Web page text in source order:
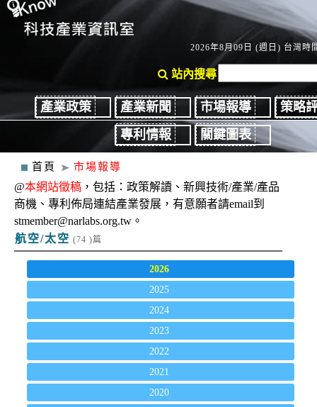
2026年8月09日 (週日) 台灣時
站內搜尋
產業政策 產業新聞 市場報導
策略
專利情報
關鍵圖表
首頁 市場報導
@本網站徵稿 ，包括：政策解讀、新興技術/產業/產品
商機、專利佈局連結產業發展，有意願者請email到
stmember@narlabs.org.tw。
航空/太空 (74 )篇
2026
2025
2024
2023
2022
2021
2020